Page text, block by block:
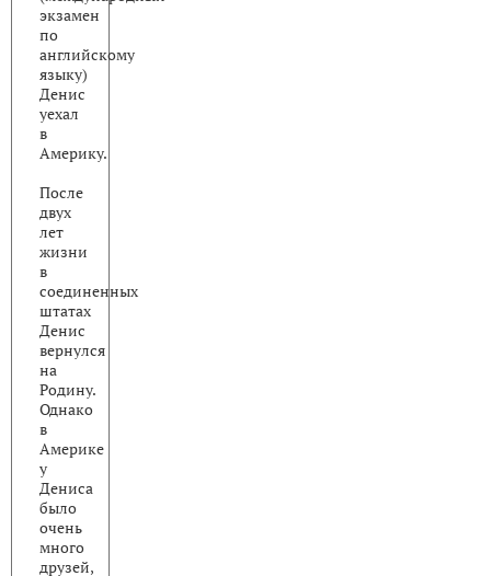
экзамен
по
английскому
языку)
Денис
уехал
в
Америку.
После
двух
лет
жизни
в
соединенных
штатах
Денис
вернулся
на
Родину.
Однако
в
Америке
у
Дениса
было
очень
много
друзей,